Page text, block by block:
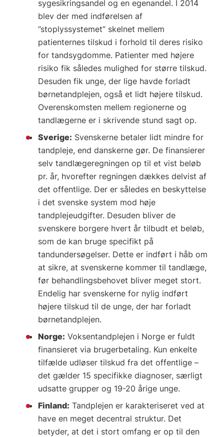
sygesikringsandel og en egenandel. I 2014
blev der med indførelsen af
”stoplyssystemet” skelnet mellem
patienternes tilskud i forhold til deres risiko
for tandsygdomme. Patienter med højere
risiko fik således mulighed for større tilskud.
Desuden fik unge, der lige havde forladt
børnetandplejen, også et lidt højere tilskud.
Overenskomsten mellem regionerne og
tandlægerne er i skrivende stund sagt op.
Sverige: Svenskerne betaler lidt mindre for
tandpleje, end danskerne gør. De finansierer
selv tandlægeregningen op til et vist beløb
pr. år, hvorefter regningen dækkes delvist af
det offentlige. Der er således en beskyttelse
i det svenske system mod høje
tandplejeudgifter. Desuden bliver de
svenskere borgere hvert år tilbudt et beløb,
som de kan bruge specifikt på
tandundersøgelser. Dette er indført i håb om
at sikre, at svenskerne kommer til tandlæge,
før behandlingsbehovet bliver meget stort.
Endelig har svenskerne for nylig indført
højere tilskud til de unge, der har forladt
børnetandplejen.
Norge: Voksentandplejen i Norge er fuldt
finansieret via brugerbetaling. Kun enkelte
tilfælde udløser tilskud fra det offentlige –
det gælder 15 specifikke diagnoser, særligt
udsatte grupper og 19-20 årige unge.
Finland: Tandplejen er karakteriseret ved at
have en meget decentral struktur. Det
betyder, at det i stort omfang er op til den